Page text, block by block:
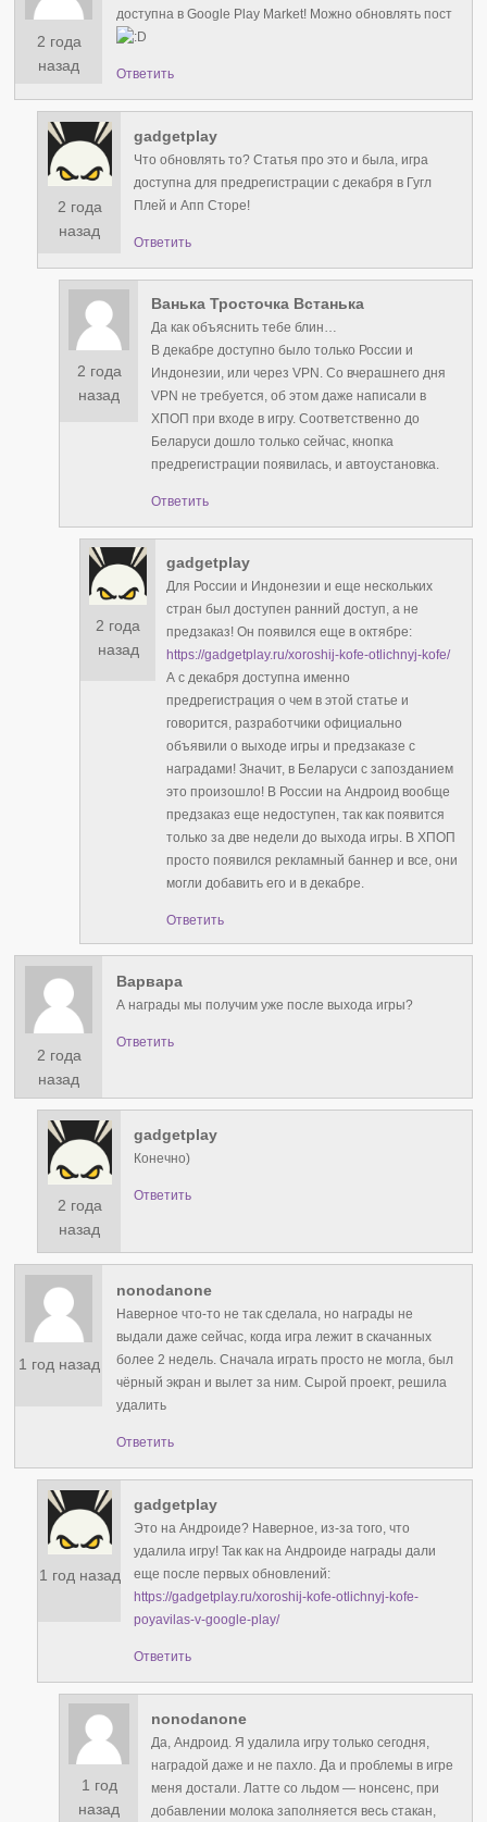
2 года
назад
доступна в Google Play Market! Можно обновлять пост
Ответить
2 года
назад
gadgetplay
Что обновлять то? Статья про это и была, игра
доступна для предрегистрации с декабря в Гугл
Плей и Апп Сторе!
Ответить
2 года
назад
Ванька Тросточка Встанька
Да как объяснить тебе блин…
В декабре доступно было только России и
Индонезии, или через VPN. Со вчерашнего дня
VPN не требуется, об этом даже написали в
ХПОП при входе в игру. Соответственно до
Беларуси дошло только сейчас, кнопка
предрегистрации появилась, и автоустановка.
Ответить
2 года
назад
gadgetplay
Для России и Индонезии и еще нескольких
стран был доступен ранний доступ, а не
предзаказ! Он появился еще в октябре:
https://gadgetplay.ru/xoroshij-kofe-otlichnyj-kofe/
А с декабря доступна именно
предрегистрация о чем в этой статье и
говорится, разработчики официально
объявили о выходе игры и предзаказе с
наградами! Значит, в Беларуси с запозданием
это произошло! В России на Андроид вообще
предзаказ еще недоступен, так как появится
только за две недели до выхода игры. В ХПОП
просто появился рекламный баннер и все, они
могли добавить его и в декабре.
Ответить
2 года
назад
Варвара
А награды мы получим уже после выхода игры?
Ответить
2 года
назад
gadgetplay
Конечно)
Ответить
1 год назад
nonodanone
Наверное что-то не так сделала, но награды не
выдали даже сейчас, когда игра лежит в скачанных
более 2 недель. Сначала играть просто не могла, был
чёрный экран и вылет за ним. Сырой проект, решила
удалить
Ответить
1 год назад
gadgetplay
Это на Андроиде? Наверное, из-за того, что
удалила игру! Так как на Андроиде награды дали
еще после первых обновлений:
https://gadgetplay.ru/xoroshij-kofe-otlichnyj-kofe-
poyavilas-v-google-play/
Ответить
1 год
назад
nonodanone
Да, Андроид. Я удалила игру только сегодня,
наградой даже и не пахло. Да и проблемы в игре
меня достали. Латте со льдом — нонсенс, при
добавлении молока заполняется весь стакан,